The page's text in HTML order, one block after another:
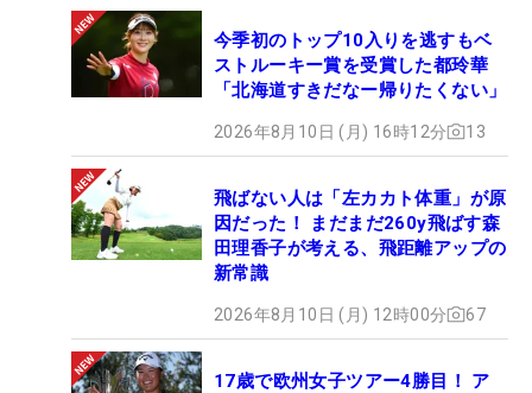
今季初のトップ10入りを逃すもベ
ストルーキー賞を受賞した都玲華
「北海道すきだなー帰りたくない」
2026年8月10日 (月) 16時12分 13
飛ばない人は「左カカト体重」が原
因だった！ まだまだ260y飛ばす森
田理香子が考える、飛距離アップの
新常識
2026年8月10日 (月) 12時00分 67
17歳で欧州女子ツアー4勝目！ ア